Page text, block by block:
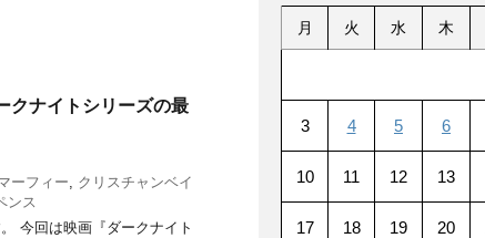
クナイトシリーズの最
ーフィー, クリスチャンベイ
ンス
今回は映画『ダークナイト
月 火 水 木
3 4 5 6
10 11 12 13
17 18 19 20